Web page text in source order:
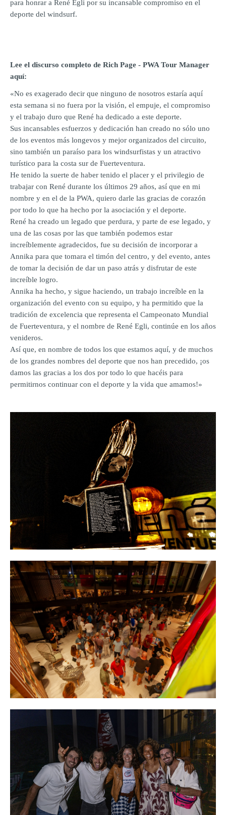
para honrar a René Egli por su incansable compromiso en el
deporte del windsurf.
Lee el discurso completo de Rich Page - PWA Tour Manager
aquí:
«No es exagerado decir que ninguno de nosotros estaría aquí
esta semana si no fuera por la visión, el empuje, el compromiso
y el trabajo duro que René ha dedicado a este deporte.
Sus incansables esfuerzos y dedicación han creado no sólo uno
de los eventos más longevos y mejor organizados del circuito,
sino también un paraíso para los windsurfistas y un atractivo
turístico para la costa sur de Fuerteventura.
He tenido la suerte de haber tenido el placer y el privilegio de
trabajar con René durante los últimos 29 años, así que en mi
nombre y en el de la PWA, quiero darle las gracias de corazón
por todo lo que ha hecho por la asociación y el deporte.
René ha creado un legado que perdura, y parte de ese legado, y
una de las cosas por las que también podemos estar
increíblemente agradecidos, fue su decisión de incorporar a
Annika para que tomara el timón del centro, y del evento, antes
de tomar la decisión de dar un paso atrás y disfrutar de este
increíble logro.
Annika ha hecho, y sigue haciendo, un trabajo increíble en la
organización del evento con su equipo, y ha permitido que la
tradición de excelencia que representa el Campeonato Mundial
de Fuerteventura, y el nombre de René Egli, continúe en los años
venideros.
Así que, en nombre de todos los que estamos aquí, y de muchos
de los grandes nombres del deporte que nos han precedido, ¡os
damos las gracias a los dos por todo lo que hacéis para
permitirnos continuar con el deporte y la vida que amamos!»